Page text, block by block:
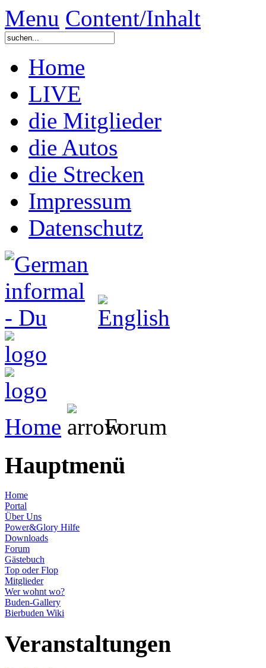
Menu Content/Inhalt
Home
LIVE
die Mitglieder
die Autos
die Strecken
Impressum
Datenschutz
Home Forum
Hauptmenü
Home
Portal
Über Uns
Power&Glory Hilfe
Downloads
Forum
Gästebuch
Top oder Flop
Mitglieder
Wer wohnt wo?
Buden-Gallery
Bierbuden Wiki
Veranstaltungen